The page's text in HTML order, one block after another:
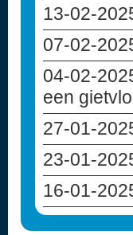
13-02-
07-02-
04-02-
een
27-01-
23-01-
16-01-